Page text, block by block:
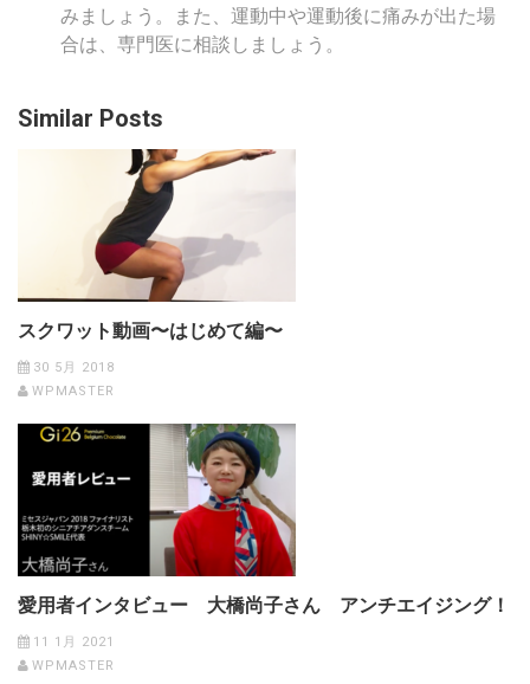
みましょう。また、運動中や運動後に痛みが出た場
合は、専門医に相談しましょう。
Similar Posts
スクワット動画〜はじめて編〜
30 5月 2018
WPMASTER
愛用者インタビュー 大橋尚子さん アンチエイジング！
11 1月 2021
WPMASTER